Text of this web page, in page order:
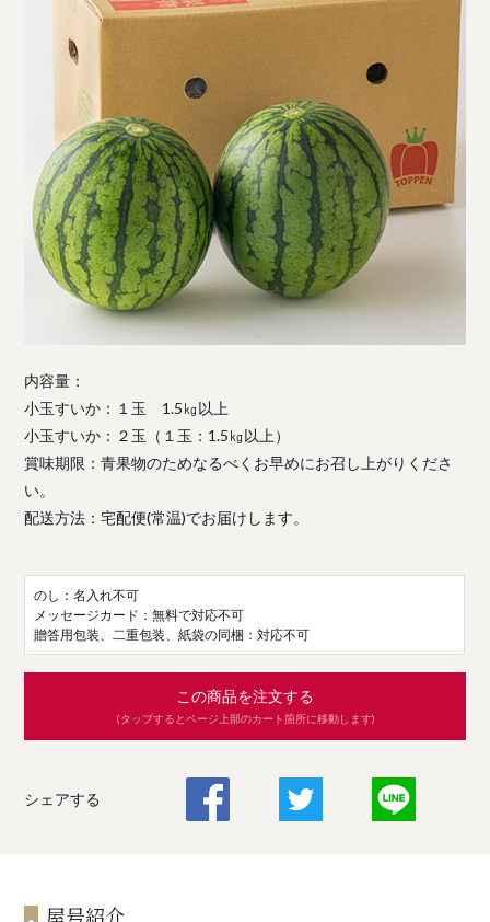
内容量：
小玉すいか：１玉 1.5㎏以上
小玉すいか：２玉（１玉：1.5㎏以上）
賞味期限：青果物のためなるべくお早めにお召し上がりくださ
い。
配送方法：宅配便(常温)でお届けします。
のし：名入れ不可
メッセージカード：無料で対応不可
贈答用包装、二重包装、紙袋の同梱：対応不可
この商品を注文する
(タップするとページ上部のカート箇所に移動します)
シェアする
屋号紹介